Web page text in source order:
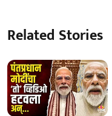
Related Stories